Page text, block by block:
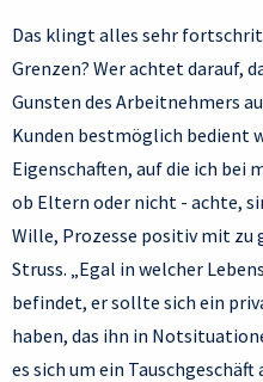
Das klingt alles sehr
Grenzen? Wer achtet darauf,
Gunsten des Arbeitnehmers
Kunden bestmöglich bedient
Eigenschaften, auf die ich bei
ob Eltern oder nicht - achte,
Wille, Prozesse positiv mit zu
Struss. „Egal in welcher
befindet, er sollte sich ein
haben, das ihn in
es sich um ein